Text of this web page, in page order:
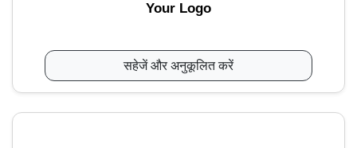
Your Logo
सहेजें और अनुकूलित करें